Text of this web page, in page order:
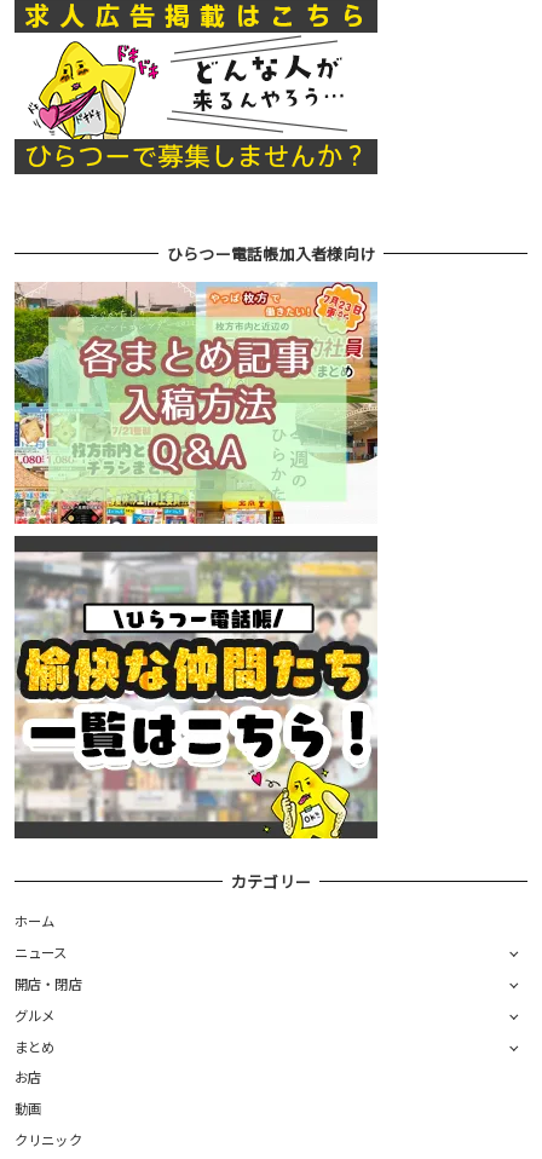
ひらつー電話帳加入者様向け
カテゴリー
ホーム
ニュース
開店・閉店
グルメ
まとめ
お店
動画
クリニック